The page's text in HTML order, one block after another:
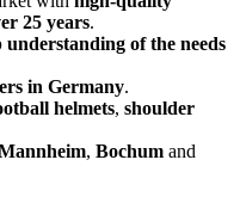
25 years.
understanding of the needs
in Germany.
helmets, shoulder
, Bochum and